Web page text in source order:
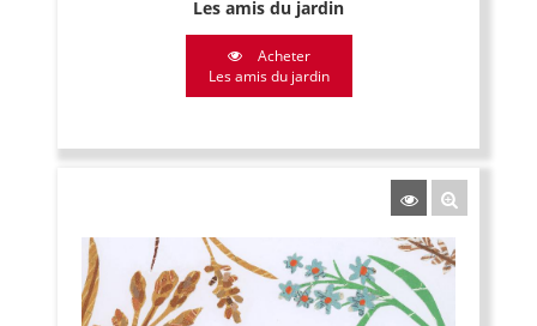
Les amis du jardin
Acheter
Les amis du jardin